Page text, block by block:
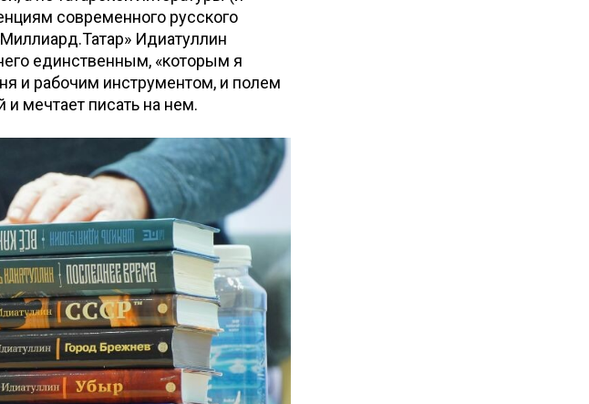
современного русского
Идиатуллин
единственным, «которым я
и рабочим инструментом, и полем
и мечтает писать на нем.